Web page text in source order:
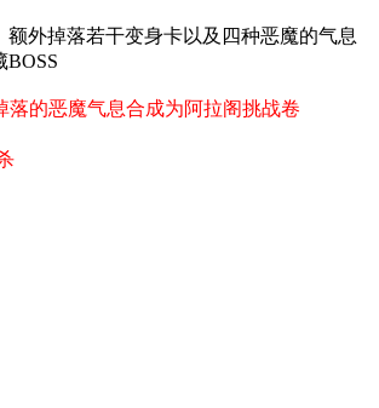
外掉落若干变身卡以及四种恶魔的气息
落的恶魔气息合成为阿拉阁挑战卷